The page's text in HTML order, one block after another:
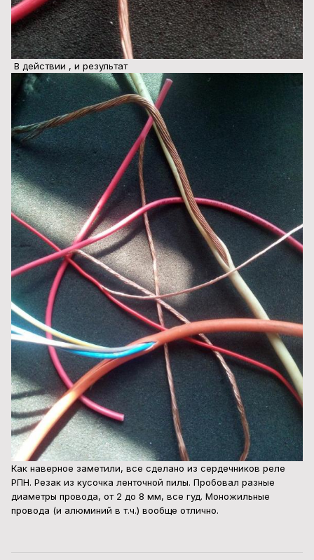
В действии , и результат
Как наверное заметили, все сделано из сердечников реле
РПН. Резак из кусочка ленточной пилы. Пробовал разные
диаметры провода, от 2 до 8 мм, все гуд. Моножильные
провода (и алюминий в т.ч.) вообще отлично.